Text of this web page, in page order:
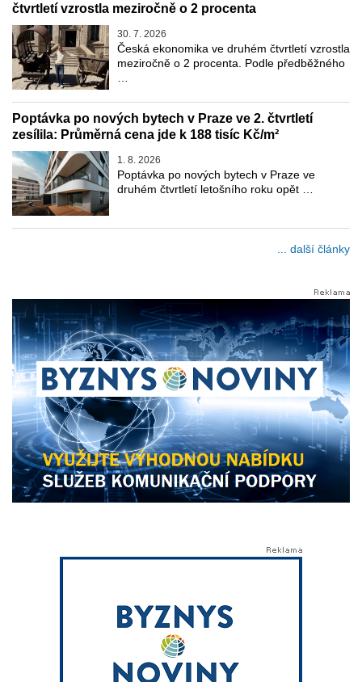
čtvrtletí vzrostla meziročně o 2 procenta
30. 7. 2026
Česká ekonomika ve druhém čtvrtletí vzrostla
meziročně o 2 procenta. Podle předběžného
Poptávka po nových bytech v Praze ve 2. čtvrtletí
zesílila: Průměrná cena jde k 188 tisíc Kč/m²
1. 8. 2026
Poptávka po nových bytech v Praze ve
druhém čtvrtletí letošního roku opět …
... další články